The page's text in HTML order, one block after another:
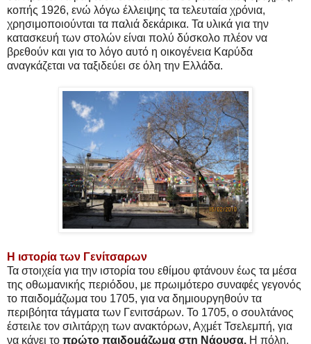
κοπής 1926, ενώ λόγω έλλειψης τα τελευταία χρόνια,
χρησιμοποιούνται τα παλιά δεκάρικα. Τα υλικά για την
κατασκευή των στολών είναι πολύ δύσκολο πλέον να
βρεθούν και για το λόγο αυτό η οικογένεια Καρύδα
αναγκάζεται να ταξιδεύει σε όλη την Ελλάδα.
Η ιστορία των Γενίτσαρων
Τα στοιχεία για την ιστορία του εθίμου φτάνουν έως τα μέσα
της οθωμανικής περιόδου, με πρωιμότερο συναφές γεγονός
το παιδομάζωμα του 1705, για να δημιουργηθούν τα
περιβόητα τάγματα των Γενιτσάρων. Το 1705, ο σουλτάνος
έστειλε τον σιλιτάρχη των ανακτόρων, Αχμέτ Τσελεμπή, για
να κάνει το πρώτο παιδομάζωμα στη Νάουσα. Η πόλη,